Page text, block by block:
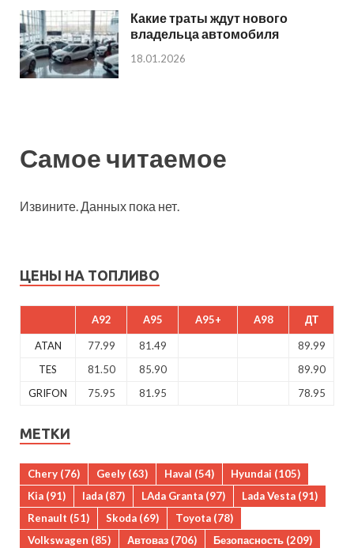
Какие траты ждут нового
владельца автомобиля
18.01.2026
Самое читаемое
Извините. Данных пока нет.
ЦЕНЫ НА ТОПЛИВО
A92 A95 A95+ A98 ДТ
ATAN 77.99 81.49
89.99
TES
81.50 85.90
89.90
GRIFON
75.95 81.95 78.95
МЕТКИ
Chery (76) Geely (63) Haval (54) Hyundai (105)
Kia (91) lada (87) LAda Granta (97) Lada Vesta (91)
Renault (51) Skoda (69) Toyota (78)
Volkswagen (85) Автоваз (706) Безопасность (209)